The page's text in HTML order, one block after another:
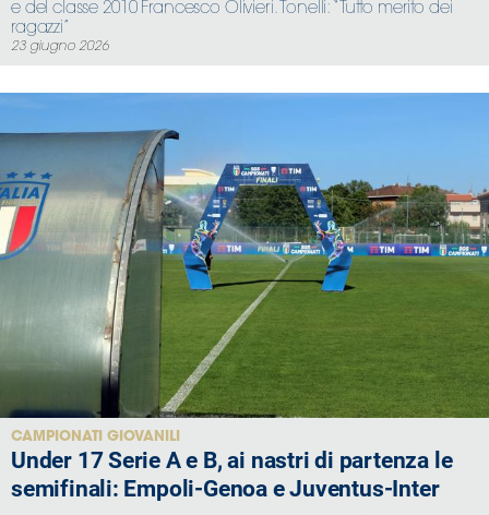
e del classe 2010 Francesco Olivieri. Tonelli: “Tutto merito dei
ragazzi”
23 giugno 2026
CAMPIONATI GIOVANILI
Under 17 Serie A e B, ai nastri di partenza le
semifinali: Empoli-Genoa e Juventus-Inter